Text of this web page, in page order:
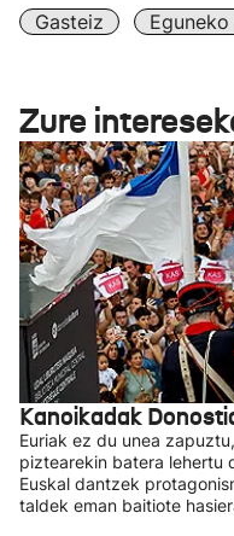
Gasteiz
Zure
Kanoikadak
Euriak ez du unea
piztearekin batera lehertu
Euskal dantzek
taldek eman baitiote